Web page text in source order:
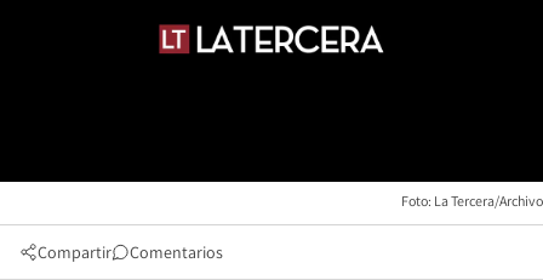
Foto: La Tercera/Archivo
Compartir Comentarios